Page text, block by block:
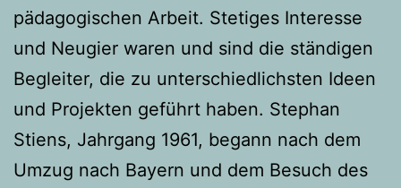
pädagogischen Arbeit. Stetiges Interesse
und Neugier waren und sind die ständigen
Begleiter, die zu unterschiedlichsten Ideen
und Projekten geführt haben. Stephan
Stiens, Jahrgang 1961, begann nach dem
Umzug nach Bayern und dem Besuch des